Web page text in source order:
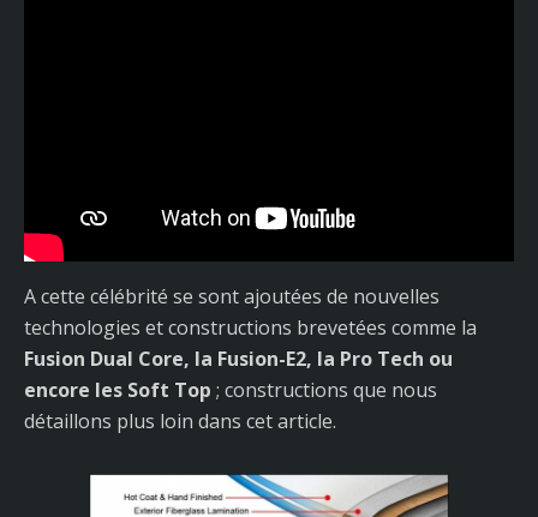
A cette célébrité se sont ajoutées de nouvelles
technologies et constructions brevetées comme la
Fusion Dual Core, la Fusion-E2, la Pro Tech ou
encore les Soft Top ; constructions que nous
détaillons plus loin dans cet article.